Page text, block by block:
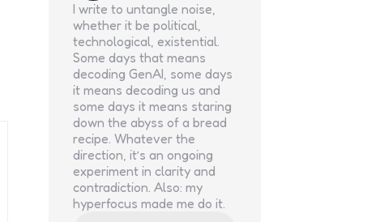
I write to untangle noise,
whether it be political,
technological, existential.
Some days that means
decoding GenAI, some days
it means decoding us and
some days it means staring
down the abyss of a bread
recipe. Whatever the
direction, it’s an ongoing
experiment in clarity and
contradiction. Also: my
hyperfocus made me do it.